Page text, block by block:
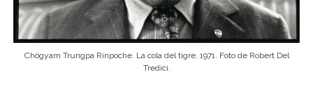
Chögyam Trungpa Rinpoche. La cola del tigre, 1971. Foto de Robert Del
Tredici.